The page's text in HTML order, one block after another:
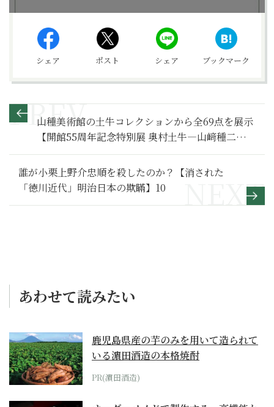
シェア ポスト シェア ブックマーク
山種美術館の土牛コレクションから全69点を展示
【開館55周年記念特別展 奥村土牛―山﨑種二が愛
した日本画の巨匠 第２弾―】
誰が小栗上野介忠順を殺したのか？【消された
「徳川近代」明治日本の欺瞞】10
あわせて読みたい
鹿児島県産の芋のみを用いて造られて
いる濵田酒造の本格焼酎
PR(濵田酒造)